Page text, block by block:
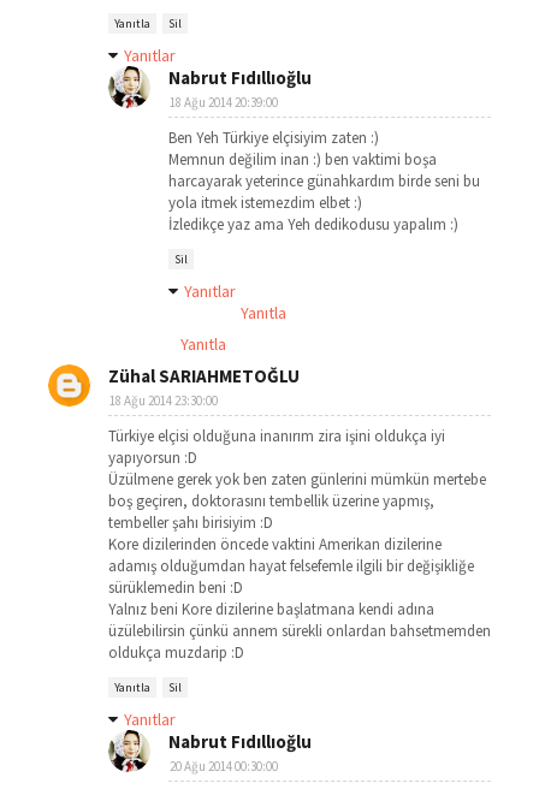
Yanıtla Sil
Yanıtlar
Nabrut Fıdıllıoğlu
18 Ağu 2014 20:39:00
Ben Yeh Türkiye elçisiyim zaten :)
Memnun değilim inan :) ben vaktimi boşa
harcayarak yeterince günahkardım birde seni bu
yola itmek istemezdim elbet :)
İzledikçe yaz ama Yeh dedikodusu yapalım :)
Sil
Yanıtlar
Yanıtla
Yanıtla
Zühal SARIAHMETOĞLU
18 Ağu 2014 23:30:00
Türkiye elçisi olduğuna inanırım zira işini oldukça iyi
yapıyorsun :D
Üzülmene gerek yok ben zaten günlerini mümkün mertebe
boş geçiren, doktorasını tembellik üzerine yapmış,
tembeller şahı birisiyim :D
Kore dizilerinden öncede vaktini Amerikan dizilerine
adamış olduğumdan hayat felsefemle ilgili bir değişikliğe
sürüklemedin beni :D
Yalnız beni Kore dizilerine başlatmana kendi adına
üzülebilirsin çünkü annem sürekli onlardan bahsetmemden
oldukça muzdarip :D
Yanıtla Sil
Yanıtlar
Nabrut Fıdıllıoğlu
20 Ağu 2014 00:30:00